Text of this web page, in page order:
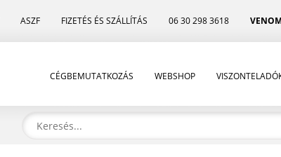
ASZF FIZETÉS ÉS SZÁLLÍTÁS 06 30 298 3618
CÉGBEMUTATKOZÁS WEBSHOP